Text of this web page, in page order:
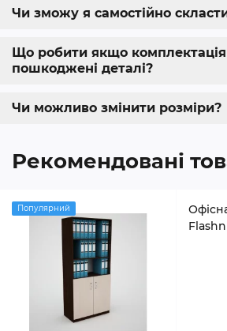
Чи зможу я самостійно
Що робити якщо
пошкоджені деталі?
Чи можливо змінити розміри?
Рекомендовані
Популярний